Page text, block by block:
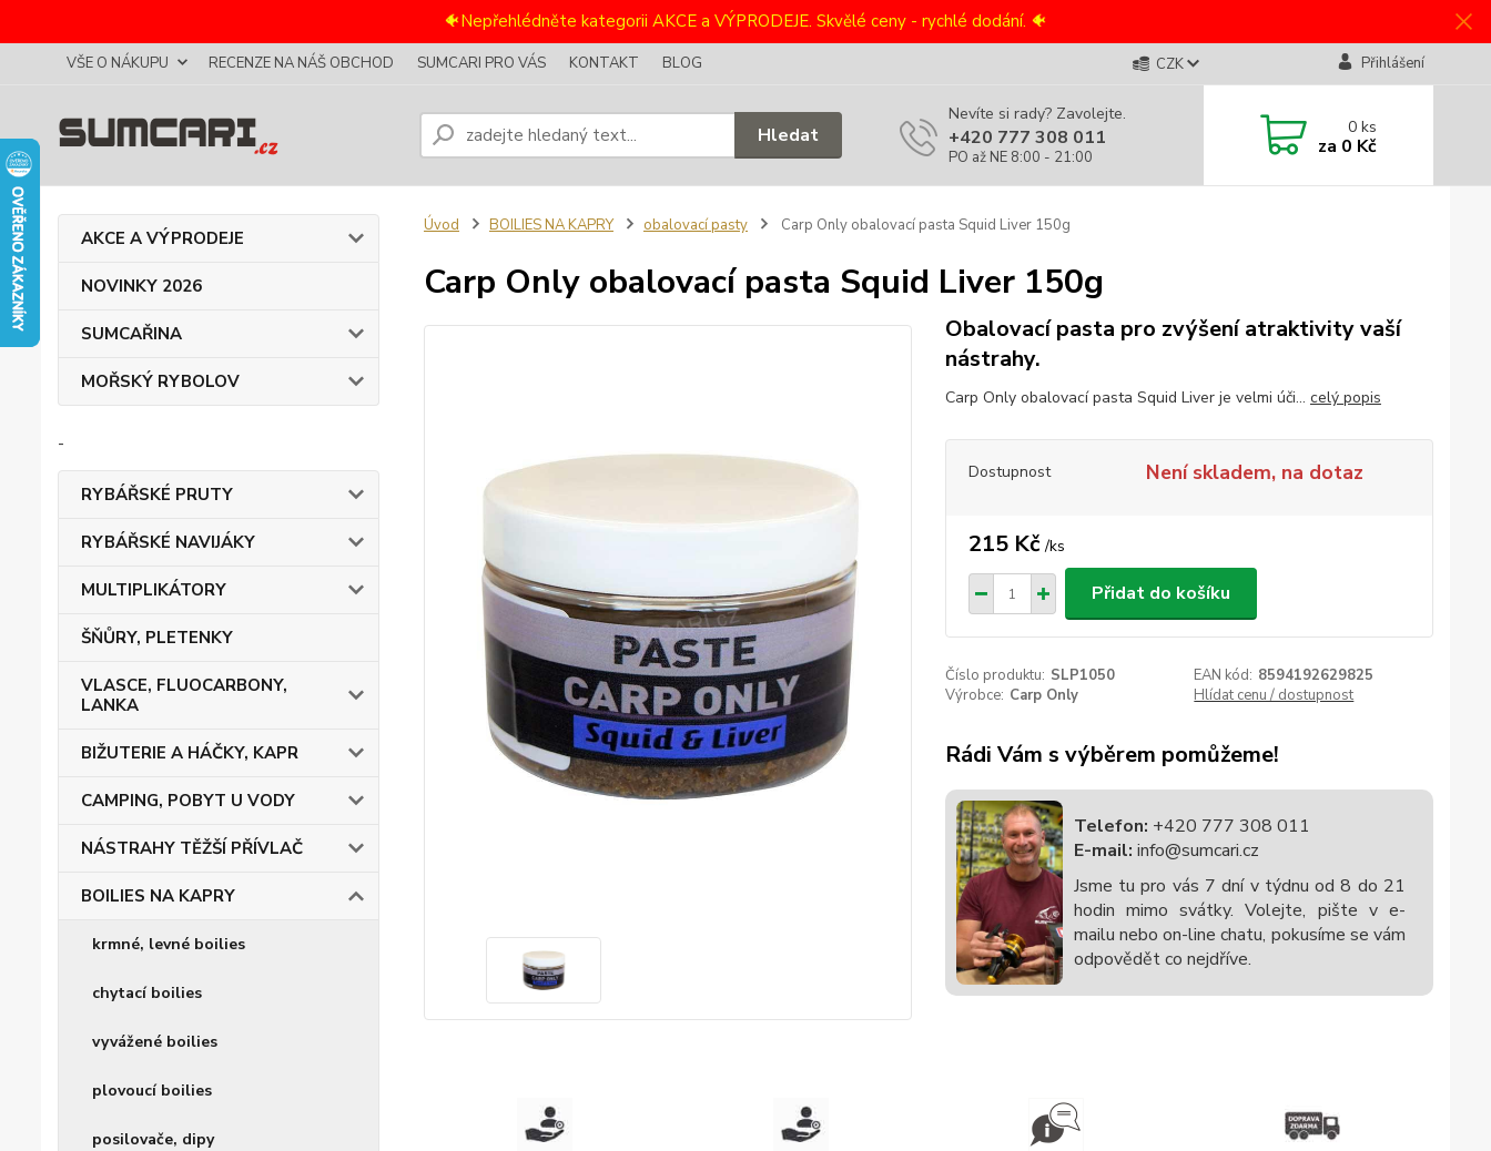
🐠Nepřehlédněte kategorii AKCE a VÝPRODEJE. Skvělé ceny - rychlé dodání. 🐠
VŠE O NÁKUPU RECENZE NA NÁŠ OBCHOD SUMCARI PRO VÁS KONTAKT BLOG CZK Přihlášení
Hledat
Nevíte si rady? Zavolejte.
+420 777 308 011
PO až NE 8:00 - 21:00
0ks
za 0 Kč
AKCE A VÝPRODEJE
NOVINKY 2026
SUMCAŘINA
MOŘSKÝ RYBOLOV
-
RYBÁŘSKÉ PRUTY
RYBÁŘSKÉ NAVIJÁKY
MULTIPLIKÁTORY
ŠŇŮRY, PLETENKY
VLASCE, FLUOCARBONY,
LANKA
BIŽUTERIE A HÁČKY, KAPR
CAMPING, POBYT U VODY
NÁSTRAHY TĚŽŠÍ PŘÍVLAČ
BOILIES NA KAPRY
krmné, levné boilies
chytací boilies
vyvážené boilies
plovoucí boilies
posilovače, dipy
Úvod BOILIES NA KAPRY obalovací pasty Carp Only obalovací pasta Squid Liver 150g
Carp Only obalovací pasta Squid Liver 150g
Obalovací pasta pro zvýšení atraktivity vaší
nástrahy.
Carp Only obalovací pasta Squid Liver je velmi úči... celý popis
Dostupnost Není skladem, na dotaz
215 Kč /ks
Přidat do košíku
Číslo produktu: SLP1050 EAN kód: 8594192629825
Výrobce: Carp Only Hlídat cenu / dostupnost
Rádi Vám s výběrem pomůžeme!
Telefon: +420 777 308 011
E-mail: info@sumcari.cz
Jsme tu pro vás 7 dní v týdnu od 8 do 21
hodin mimo svátky. Volejte, pište v e-
mailu nebo on-line chatu, pokusíme se vám
odpovědět co nejdříve.